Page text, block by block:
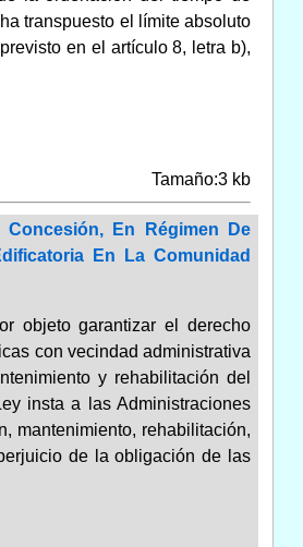
transpuesto el límite absoluto
en el artículo 8, letra b),
Tamaño:3 kb
En Régimen De
En La Comunidad
objeto garantizar el derecho
con vecindad administrativa
y rehabilitación del
insta a las Administraciones
mantenimiento, rehabilitación,
de la obligación de las